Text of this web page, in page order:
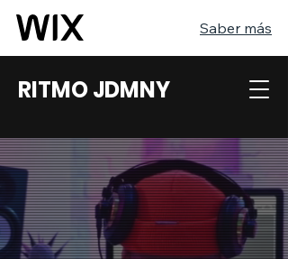
Saber más